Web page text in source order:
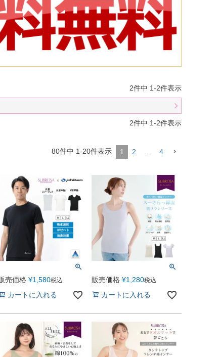
2件中 1-2件表示
2件中 1-2件表示
80件中 1-20件表示 1 2 4
売価格 ¥1,580税込
カートに入れる
販売価格 ¥1,280税込
カートに入れる